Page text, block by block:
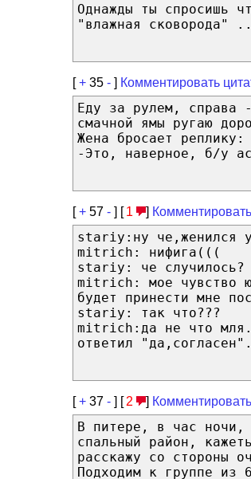
Однажды ты спросишь
"влажная сковорода"
[+ 35 - ] Комментировать
Еду за рулем, справа
смачной ямы ругаю
Жена бросает реплику:
-Это, наверное, б/у
[+ 57 - ] [ 1 ]
stariy:ну че,женился
mitrich: нифига(((
stariy: че случилось?
mitrich: мое чувство
будет принести мне
stariy: так что???
mitrich:да не что
ответил
[+ 37 - ] [ 2 ]
В питере, в час ночи,
спальный район,
расскажу со стороны
Подходим к группе из